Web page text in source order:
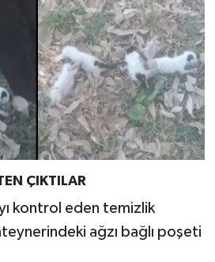
ÇIKTILAR
kontrol eden temizlik
ağzı bağlı poşeti